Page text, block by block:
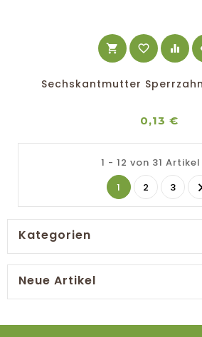
shopping_cart favorite_border equalizer
Sechskantmutter
0,13 €
1 - 12 von 31
1
2 3
Kategorien
Neue Artikel